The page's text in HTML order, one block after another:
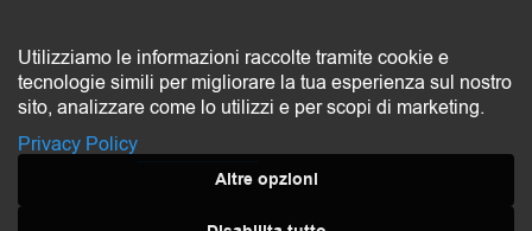
COMITATO LA FABBRICA DEL MONDO – ETS
Via Quarto, 16 – 35138 Padova
CF 92320220285
Privacy policy
Utilizziamo le informazioni raccolte tramite cookie e
tecnologie simili per migliorare la tua esperienza sul nostro
sito, analizzare come lo utilizzi e per scopi di marketing.
Privacy Policy
Altre opzioni